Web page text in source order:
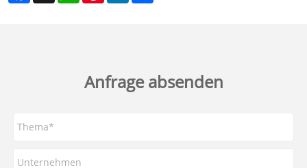
Anfrage absenden